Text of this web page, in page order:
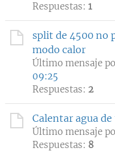
Respuestas: 1
split de 4500 no
modo calor
Último mensaje
09:25
Respuestas: 2
Calentar agua
Último mensaje
Respuestas: 8